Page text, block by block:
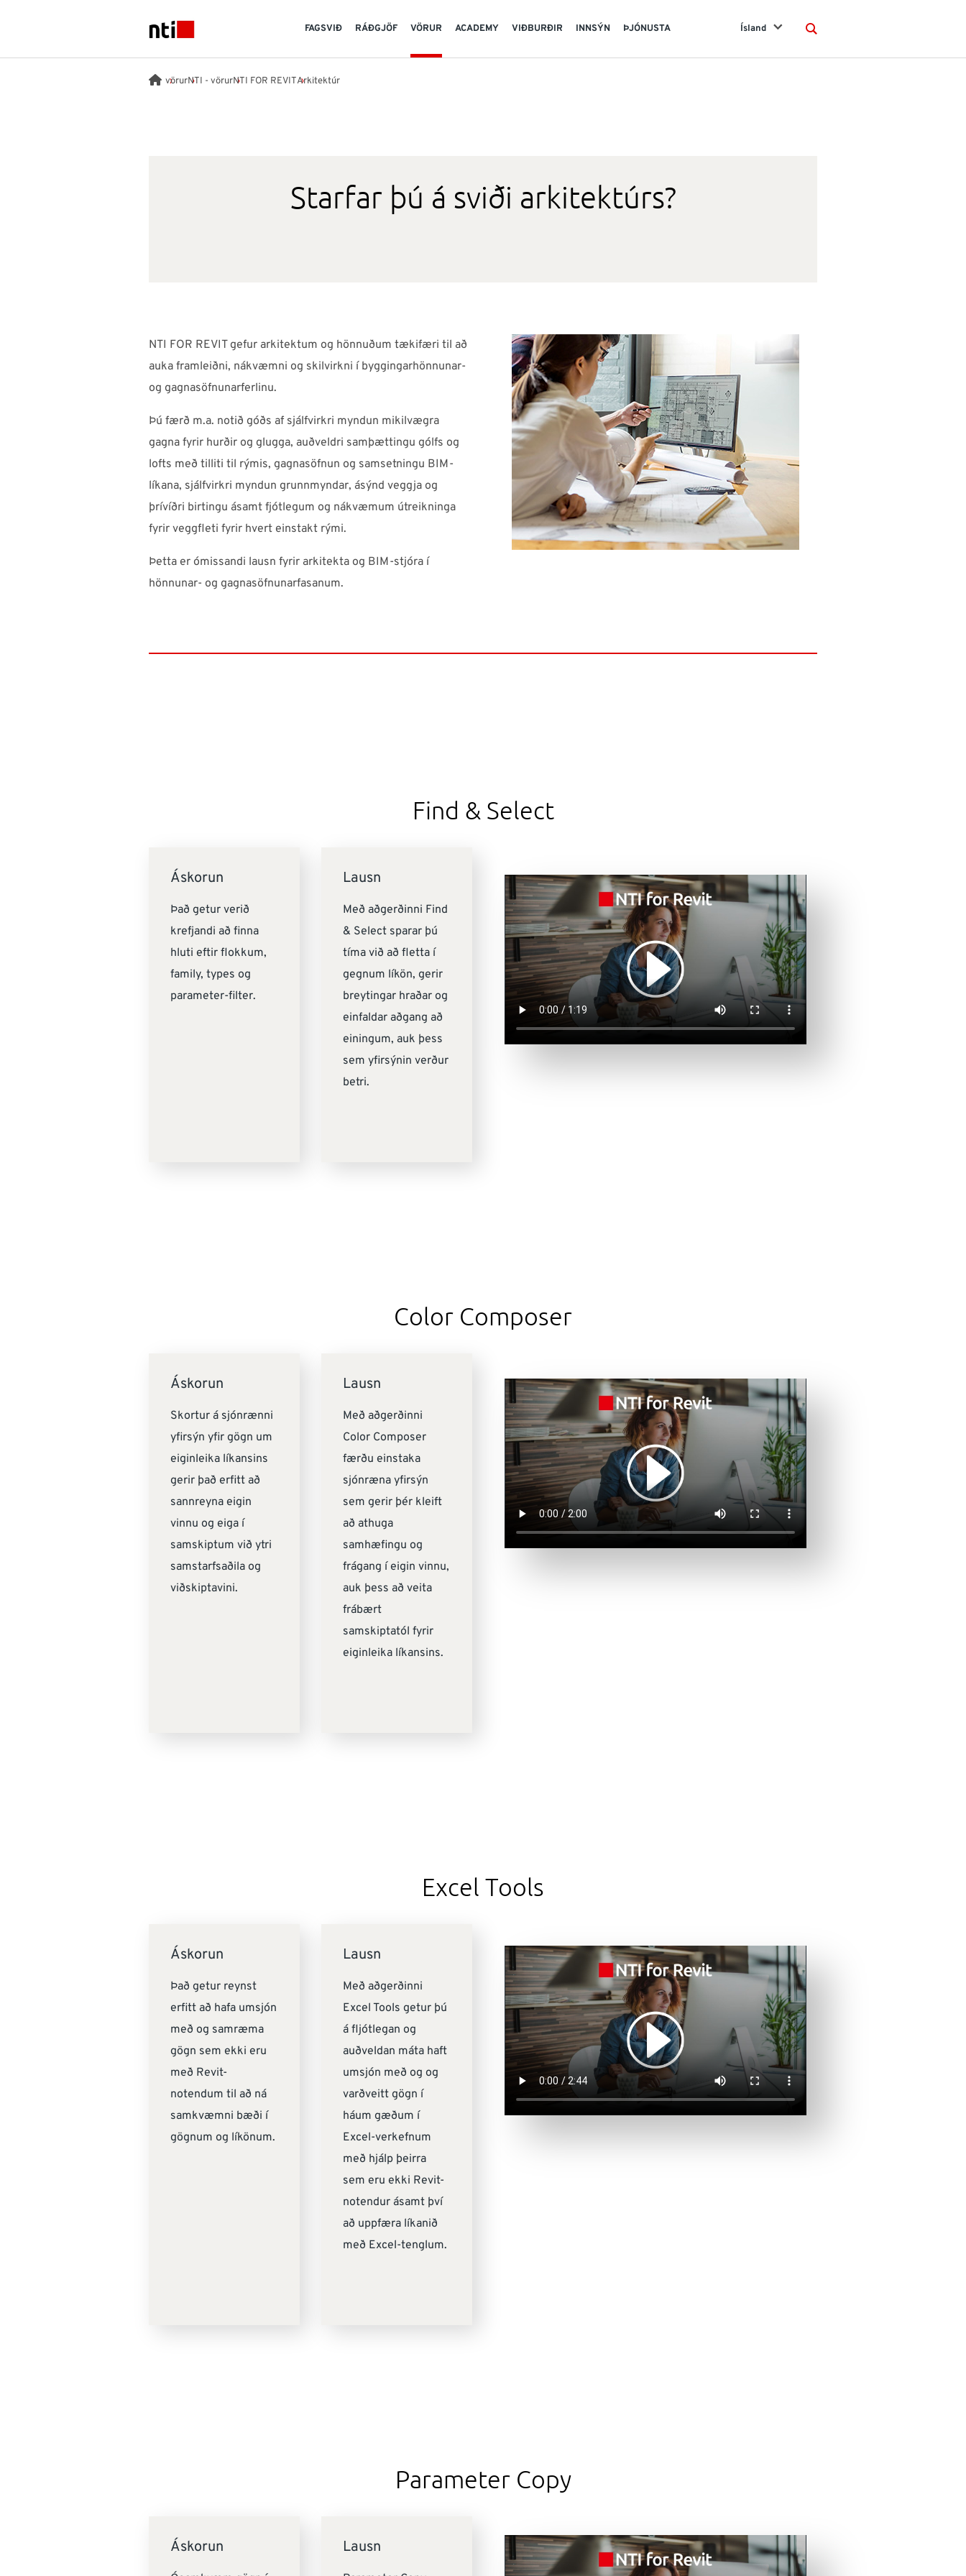
NTI logo
FAGSVIÐ RÁÐGJÖF VÖRUR ACADEMY VIÐBURÐIR INNSÝN ÞJÓNUSTA Ísland
Search
vörurNTI - vörurNTI FOR REVITArkitektúr
Starfar þú á sviði arkitektúrs?
NTI FOR REVIT gefur arkitektum og hönnuðum tækifæri til að
auka framleiðni, nákvæmni og skilvirkni í byggingarhönnunar-
og gagnasöfnunarferlinu.
Þú færð m.a. notið góðs af sjálfvirkri myndun mikilvægra
gagna fyrir hurðir og glugga, auðveldri samþættingu gólfs og
lofts með tilliti til rýmis, gagnasöfnun og samsetningu BIM-
líkana, sjálfvirkri myndun grunnmyndar, ásýnd veggja og
þrívíðri birtingu ásamt fjótlegum og nákvæmum útreikninga
fyrir veggfleti fyrir hvert einstakt rými.
Þetta er ómissandi lausn fyrir arkitekta og BIM-stjóra í
hönnunar- og gagnasöfnunarfasanum.
Find & Select
Áskorun
Það getur verið
krefjandi að finna
hluti eftir flokkum,
family, types og
parameter-filter.
Lausn
Með aðgerðinni Find
& Select sparar þú
tíma við að fletta í
gegnum líkön, gerir
breytingar hraðar og
einfaldar aðgang að
einingum, auk þess
sem yfirsýnin verður
betri.
Color Composer
Áskorun
Skortur á sjónrænni
yfirsýn yfir gögn um
eiginleika líkansins
gerir það erfitt að
sannreyna eigin
vinnu og eiga í
samskiptum við ytri
samstarfsaðila og
viðskiptavini.
Lausn
Með aðgerðinni
Color Composer
færðu einstaka
sjónræna yfirsýn
sem gerir þér kleift
að athuga
samhæfingu og
frágang í eigin vinnu,
auk þess að veita
frábært
samskiptatól fyrir
eiginleika líkansins.
Excel Tools
Áskorun
Það getur reynst
erfitt að hafa umsjón
með og samræma
gögn sem ekki eru
með Revit-
notendum til að ná
samkvæmni bæði í
gögnum og líkönum.
Lausn
Með aðgerðinni
Excel Tools getur þú
á fljótlegan og
auðveldan máta haft
umsjón með og og
varðveitt gögn í
háum gæðum í
Excel-verkefnum
með hjálp þeirra
sem eru ekki Revit-
notendur ásamt því
að uppfæra líkanið
með Excel-tenglum.
Parameter Copy
Áskorun Lausn